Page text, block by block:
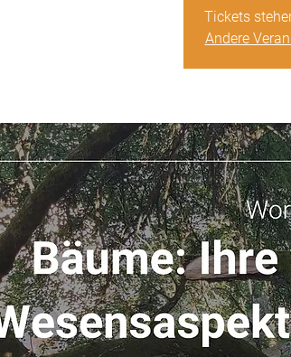
Tickets
Andere